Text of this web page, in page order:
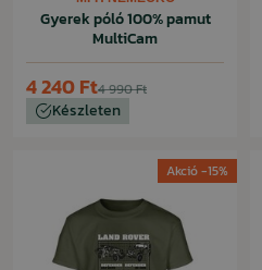
Gyerek póló 100% pamut
MultiCam
4 990 Ft
4 240 Ft
Készleten
Akció -15%